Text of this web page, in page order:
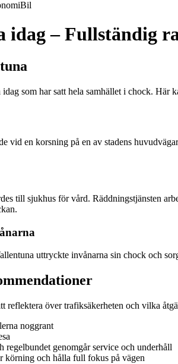
Bil
idag – Fullständig
som har satt hela samhället i chock. Här
vid en korsning på en av stadens
till sjukhus för vård. Räddningstjänsten
uttryckte invånarna sin chock och
reflektera över trafiksäkerheten och vilka
noggrant
genomgår service och underhåll
körning och hålla full fokus på vägen